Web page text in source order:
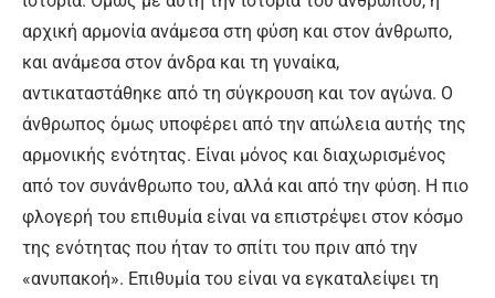
αρχική αρμονία ανάμεσα στη φύση και στον άνθρωπο,
και ανάμεσα στον άνδρα και τη γυναίκα,
αντικαταστάθηκε από τη σύγκρουση και τον αγώνα. Ο
άνθρωπος όμως υποφέρει από την απώλεια αυτής της
αρμονικής ενότητας. Είναι μόνος και διαχωρισμένος
από τον συνάνθρωπο του, αλλά και από την φύση. Η πιο
φλογερή του επιθυμία είναι να επιστρέψει στον κόσμο
της ενότητας που ήταν το σπίτι του πριν από την
«ανυπακοή». Επιθυμία του είναι να εγκαταλείψει τη